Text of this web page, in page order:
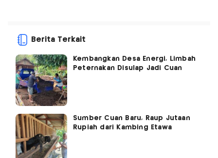
Berita Terkait
Kembangkan Desa Energi, Limbah
Peternakan Disulap Jadi Cuan
Sumber Cuan Baru, Raup Jutaan
Rupiah dari Kambing Etawa